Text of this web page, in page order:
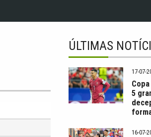
ÚLTIMAS
17-07-
5
16-07-